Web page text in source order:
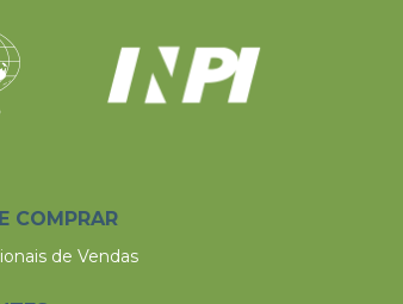
COMPRAR
de Vendas